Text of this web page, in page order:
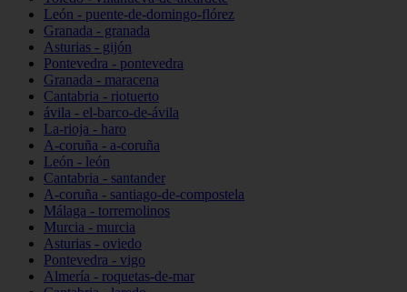
León - puente-de-domingo-flórez
Granada - granada
Asturias - gijón
Pontevedra - pontevedra
Granada - maracena
Cantabria - riotuerto
ávila - el-barco-de-ávila
La-rioja - haro
A-coruña - a-coruña
León - león
Cantabria - santander
A-coruña - santiago-de-compostela
Málaga - torremolinos
Murcia - murcia
Asturias - oviedo
Pontevedra - vigo
Almería - roquetas-de-mar